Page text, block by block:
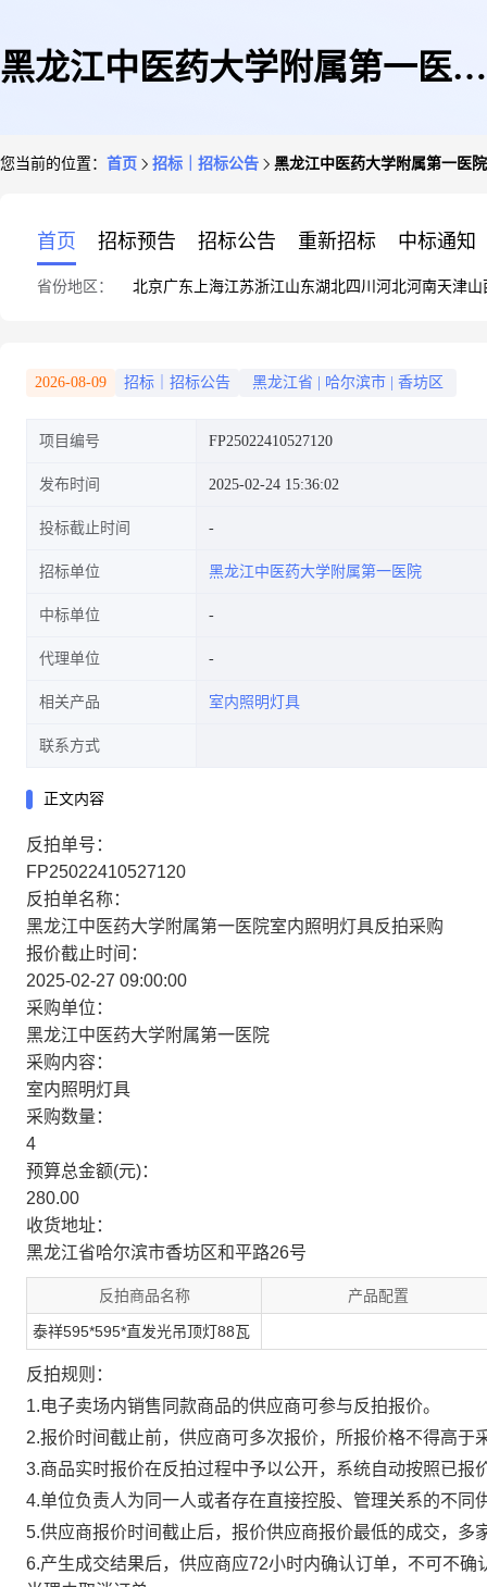
黑龙江中医药大学附属第一医院
您当前的位置： 首页 招标｜招标公告 黑龙江中医药大学附属第一医
首页 招标预告 招标公告 重新招标 中标通知
省份地区： 北京广东 上海江苏浙江山东湖北四川 河北河南天津山
2026-08-09 招标｜招标公告 黑龙江省 哈尔滨市 香坊区
项目编号 FP25022410527120
发布时间 2025-02-24 15:36:02
投标截止时间
招标单位 黑龙江中医药大学附属第一医院
中标单位
代理单位
相关产品 室内照明灯具
联系方式
正文内容
反拍单号：
FP25022410527120
反拍单名称：
黑龙江中医药大学附属第一医院室内照明灯具反拍采购
报价截止时间：
2025-02-27 09:00:00
采购单位：
黑龙江中医药大学附属第一医院
采购内容：
室内照明灯具
采购数量：
4
预算总金额(元)：
280.00
收货地址：
黑龙江省哈尔滨市香坊区和平路26号
反拍商品名称 产品配置
泰祥595*595*直发光吊顶灯88瓦
反拍规则：
1.电子卖场内销售同款商品的供应商可参与反拍报价。
2.报价时间截止前，供应商可多次报价，所报价格不得高
3.商品实时报价在反拍过程中予以公开，系统自动按照已报
4.单位负责人为同一人或者存在直接控股、管理关系的不同
5.供应商报价时间截止后，报价供应商报价最低的成交，
6.产生成交结果后，供应商应72小时内确认订单，不可不